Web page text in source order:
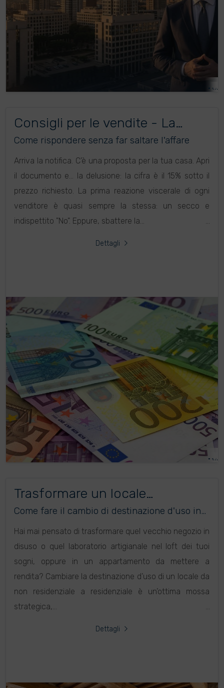
Consigli per le vendite - La
tattica dell'offerta al ribasso
Come rispondere senza far saltare l'affare
Arriva la notifica. C'è una proposta per la tua casa. Apri
il documento e... la delusione: la cifra è il 15% sotto il
prezzo richiesto. La prima reazione viscerale di ogni
venditore è quasi sempre la stessa: un secco e
indispettito "No". Eppure, sbattere la...
Dettagli
Trasformare un locale
commerciale in abitazione?
Come fare il cambio di destinazione d'uso in
Hai mai pensato di trasformare quel vecchio negozio in
disuso o quel laboratorio artigianale nel loft dei tuoi
sogni, oppure in un appartamento da mettere a
rendita? Cambiare la destinazione d’uso di un locale da
non residenziale a residenziale è un’ottima mossa
strategica,...
Dettagli